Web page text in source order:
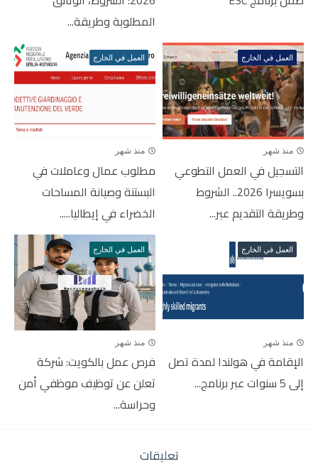
المطلوبة وطريقة...
العمل في الخارج
منذ شهر
التسجيل في العمل التطوعي
بسويسرا 2026.. الشروط
وطريقة التقديم عبر...
العمل في الخارج
منذ شهر
مطلوب عمال وعاملات في
البستنة وصيانة المساحات
الخضراء في إيطاليا.....
العمل في الخارج
منذ شهر
الإقامة في هولندا لمدة تصل
إلى 5 سنوات عبر برنامج...
العمل في الخارج
منذ شهر
فرص عمل بالكويت: شركة
تعلن عن توظيف موظفي أمن
وحراسة...
تعليقات